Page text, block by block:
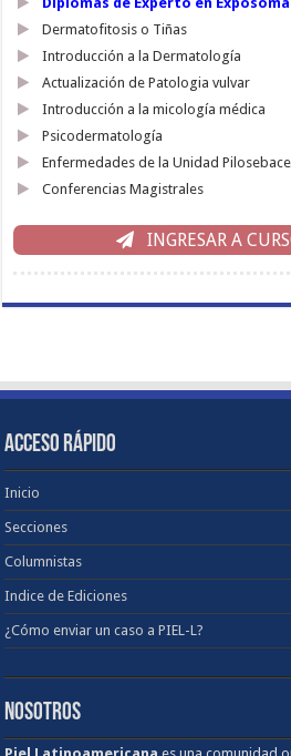
Dermatofitosis o Tiñas
Introducción a la Dermatología
Actualización de Patologia vulvar
Introducción a la micología médica
Psicodermatología
Enfermedades de la Unidad
Conferencias Magistrales
INGRESAR A
ACCESO RÁPIDO
Inicio
Secciones
Columnistas
Indice de Ediciones
¿Cómo enviar un caso a PIEL-L?
NOSOTROS